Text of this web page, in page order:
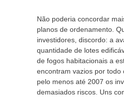
Não poderia concordar
planos de ordenamento.
investidores, discordo: a
quantidade de lotes
de fogos habitacionais a
encontram vazios por todo
pelo menos até 2007 os
demasiados riscos. Uns